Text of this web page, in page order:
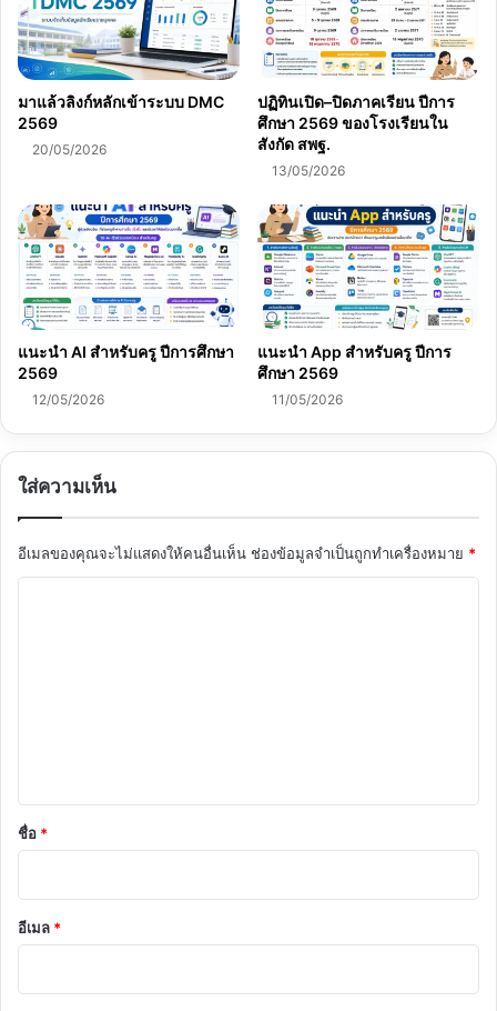
มาแล้วลิงก์หลักเข้าระบบ DMC
2569
20/05/2026
ปฏิทินเปิด–ปิดภาคเรียน ปีการ
ศึกษา 2569 ของโรงเรียนใน
สังกัด สพฐ.
13/05/2026
แนะนำ AI สำหรับครู ปีการศึกษา
2569
12/05/2026
แนะนำ App สำหรับครู ปีการ
ศึกษา 2569
11/05/2026
ใส่ความเห็น
อีเมลของคุณจะไม่แสดงให้คนอื่นเห็น ช่องข้อมูลจำเป็นถูกทำเครื่องหมาย *
*
ชื่อ *
อีเมล *